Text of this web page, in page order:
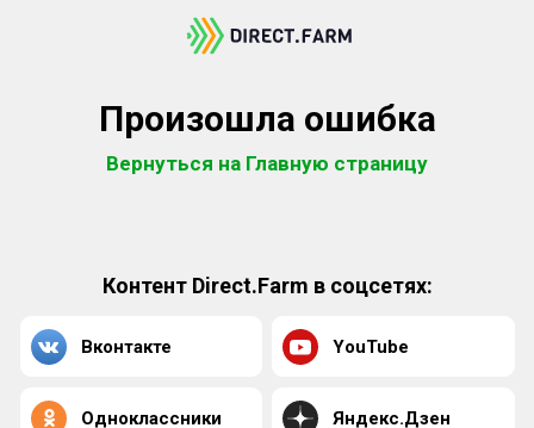
Произошла ошибка
Вернуться на Главную страницу
Контент Direct.Farm в соцсетях:
Вконтакте YouTube
Одноклассники Яндекс.Дзен